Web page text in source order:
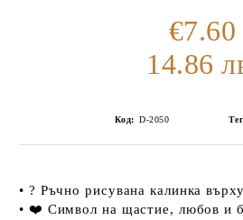
€7.60
14.86
Код: D-2050
• ? Ръчно рисувана калинка
• ❤️ Символ на щастие, любов и